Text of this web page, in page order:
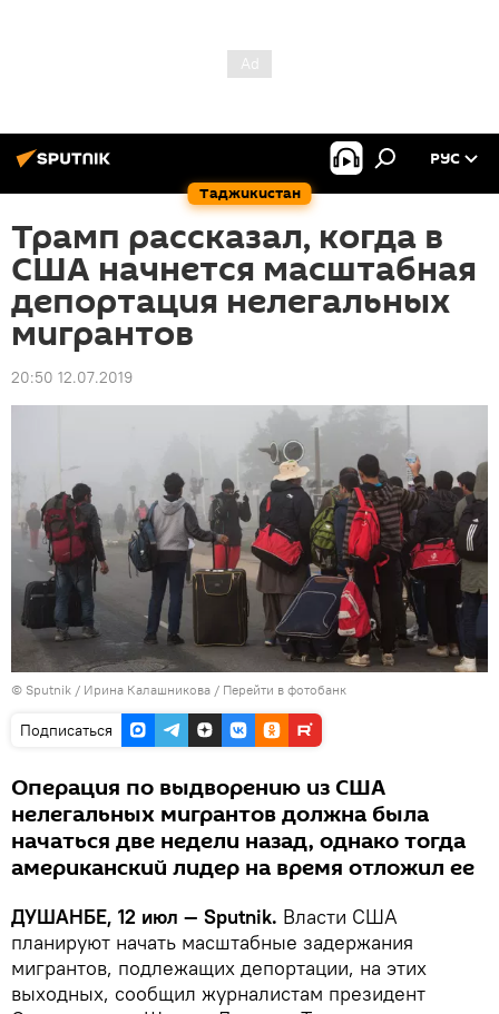
Таджикистан
РУС
Трамп рассказал, когда в
США начнется масштабная
депортация нелегальных
мигрантов
20:50 12.07.2019
© Sputnik / Ирина Калашникова / Перейти в фотобанк
Подписаться
Операция по выдворению из США
нелегальных мигрантов должна была
начаться две недели назад, однако тогда
американский лидер на время отложил ее
ДУШАНБЕ, 12 июл — Sputnik. Власти США
планируют начать масштабные задержания
мигрантов, подлежащих депортации, на этих
выходных, сообщил журналистам президент